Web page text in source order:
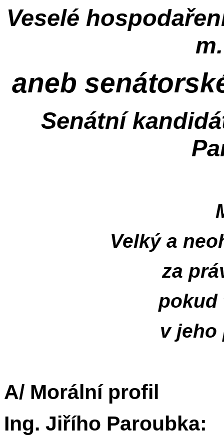
Veselé
aneb
Senátní
Velký a
za
pokud
v
A/ Morální profil
Ing. Jiřího Paroubka: